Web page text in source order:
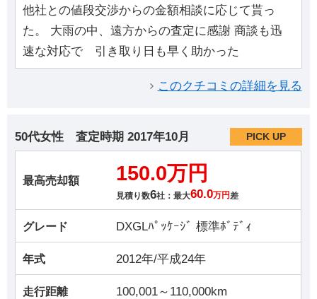
他社との値段交渉からの金額相談に応じて貰っ
た。 大雨の中、遠方からの査定に感謝 商談も迅
速な対応で 引き取り日も早く助かった
このクチコミの詳細を見る
50代女性 査定時期 2017年10月 PICK UP
最高売却額 150.0万円
見積り数6社：最大60.0万円 差
グレード DXGLﾊﾟｯｹｰｼﾞ 標準ﾎﾞﾃﾞｨ
年式 2012年/平成24年
走行距離 100,001～110,000km